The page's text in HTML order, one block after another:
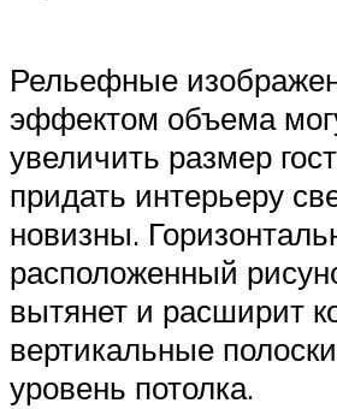
Рельефные
эффектом объема
увеличить размер
придать интерьеру
новизны.
расположенный
вытянет и расширит
вертикальные
уровень потолка.